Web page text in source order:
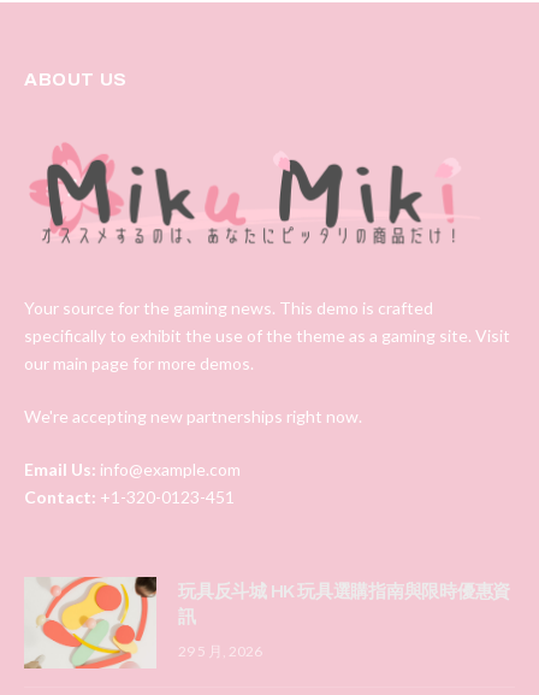
ABOUT US
Your source for the gaming news. This demo is crafted
specifically to exhibit the use of the theme as a gaming site. Visit
our main page for more demos.
We're accepting new partnerships right now.
Email Us: info@example.com
Contact: +1-320-0123-451
玩具反斗城 HK 玩具選購指南與限時優惠資
訊
29 5 月, 2026